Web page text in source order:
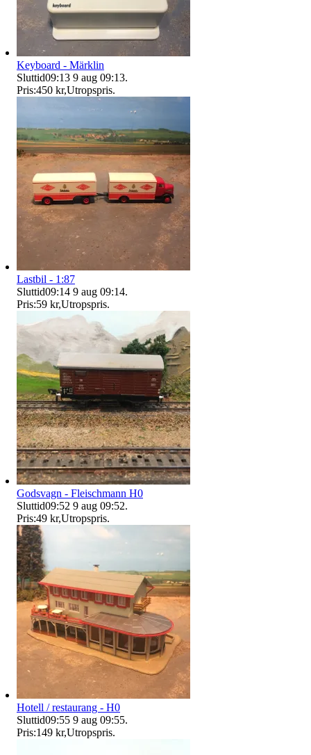
Keyboard - Märklin
Sluttid09:13 9 aug 09:13.
Pris:450 kr,Utropspris.
Lastbil - 1:87
Sluttid09:14 9 aug 09:14.
Pris:59 kr,Utropspris.
Godsvagn - Fleischmann H0
Sluttid09:52 9 aug 09:52.
Pris:49 kr,Utropspris.
Hotell / restaurang - H0
Sluttid09:55 9 aug 09:55.
Pris:149 kr,Utropspris.